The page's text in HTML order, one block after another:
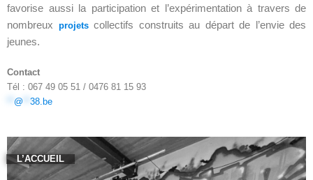
favorise aussi la participation et l’expérimentation à travers de
nombreux projets collectifs construits au départ de l’envie des
jeunes.
Contact
Tél : 067 49 05 51 / 0476 81 15 93
@ 38.be
L’ACCUEIL